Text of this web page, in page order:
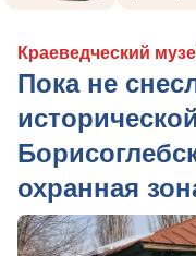
Краеведческий
Пока не
охранная